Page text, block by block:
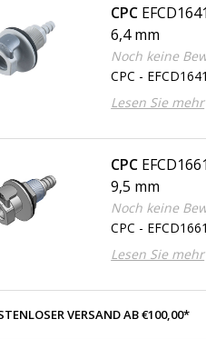
CPC
6,4 mm
Noch keine
CPC -
Lesen Sie mehr
CPC
9,5 mm
Noch keine
CPC -
Lesen Sie mehr
VERSAND AB €100,00*